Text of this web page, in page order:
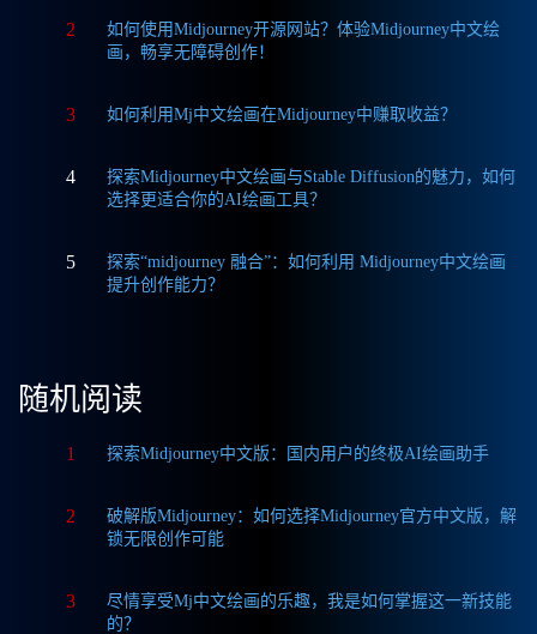
2
如何使用Midjourney开源网站？体验Midjourney中文绘
画，畅享无障碍创作！
3 如何利用Mj中文绘画在Midjourney中赚取收益？
4
探索Midjourney中文绘画与Stable Diffusion的魅力，如何
选择更适合你的AI绘画工具？
5
探索“midjourney 融合”：如何利用 Midjourney中文绘画
提升创作能力？
随机阅读
1 探索Midjourney中文版：国内用户的终极AI绘画助手
2
破解版Midjourney：如何选择Midjourney官方中文版，解
锁无限创作可能
3
尽情享受Mj中文绘画的乐趣，我是如何掌握这一新技能
的？